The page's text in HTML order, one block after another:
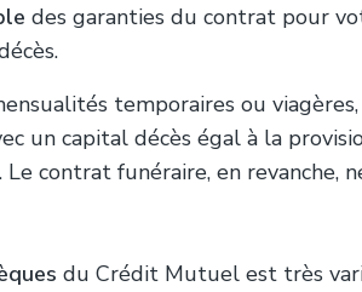
des garanties du contrat pour
temporaires ou
un capital décès égal à la
contrat funéraire, en revanche,
du Crédit Mutuel est très